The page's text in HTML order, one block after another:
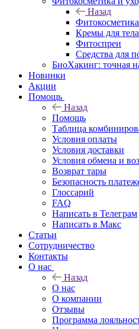
Назад
Кремы для
Фитоспреи
Средства для
БиоХакинг: точная
Новинки
Акции
Помощь
Назад
Помощь
Таблица
Условия оплаты
Условия доставки
Условия обмена и
Возврат тары
Безопасность
Глоссарий
FAQ
Написать в Телеграм
Написать в Макс
Статьи
Сотрудничество
Контакты
О нас
Назад
О нас
О компании
Отзывы
Программа